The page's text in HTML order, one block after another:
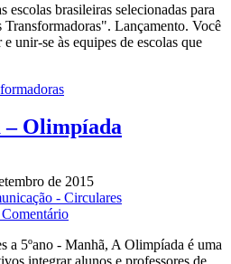
brasileiras selecionadas para
Lançamento. Você
unir-se às equipes de escolas que
– Olimpíada
de 2015
- Circulares
a 5ºano - Manhã, A Olimpíada é uma